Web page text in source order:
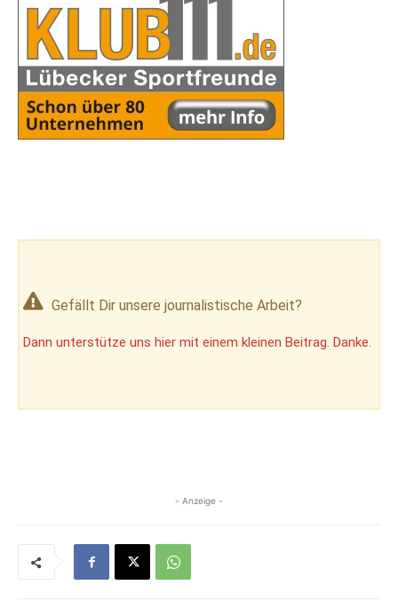
Gefällt Dir unsere journalistische Arbeit?
Dann unterstütze uns hier mit einem kleinen Beitrag. Danke.
- Anzeige -